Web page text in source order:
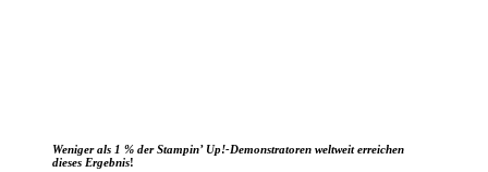
Weniger als 1 % der Stampin’ Up!-Demonstratoren weltweit erreichen
dieses Ergebnis!